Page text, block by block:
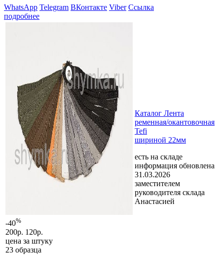
WhatsApp Telegram ВКонтакте Viber Ссылка
подробнее
-40%
200р. 120р.
цена за штуку
23 образца
Каталог Лента
ременная/окантовочная
Tefi
шириной 22мм
есть на складе
информация обновлена
31.03.2026
заместителем
руководителя склада
Анастасией